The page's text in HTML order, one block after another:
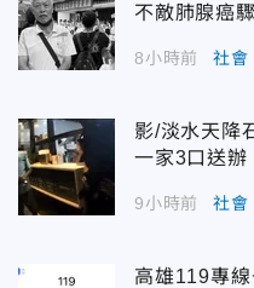
不敵肺腺癌
8小時前 社會
影/淡水天降
一家3口送辦
9小時前 社會
高雄119專